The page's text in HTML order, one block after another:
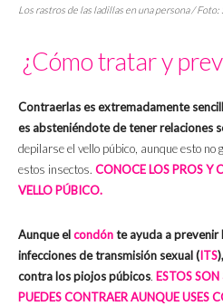
Los rastros de las ladillas en una persona / Foto:
¿Cómo tratar y
Contraerlas es extremadamente
es absteniéndote de tener relaciones
depilarse el vello púbico, aunque esto
estos insectos. CONOCE LOS PROS Y
VELLO PÚBICO.
Aunque elcondónte ayuda a prevenir
infecciones de transmisión sexual (ITS
contra los piojos púbicos. ESTOS
PUEDES CONTRAER AUNQUE USES